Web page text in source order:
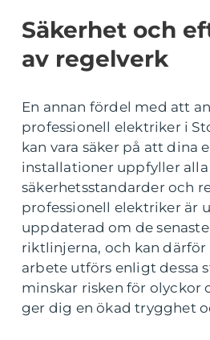
Säkerhet och
av regelverk
En annan fördel med att
professionell elektriker i
kan vara säker på att dina
installationer uppfyller alla
säkerhetsstandarder och
professionell elektriker är
uppdaterad om de
riktlinjerna, och kan
arbete utförs enligt dessa
minskar risken för olyckor
ger dig en ökad trygghet